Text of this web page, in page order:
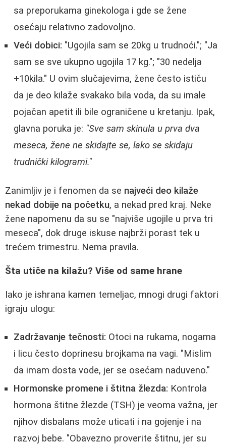
sa preporukama ginekologa i gde se žene
osećaju relativno zadovoljno.
Veći dobici: "Ugojila sam se 20kg u trudnoći."; "Ja
sam se sve ukupno ugojila 17 kg."; "30 nedelja
+10kila." U ovim slučajevima, žene često ističu
da je deo kilaže svakako bila voda, da su imale
pojačan apetit ili bile ograničene u kretanju. Ipak,
glavna poruka je: "Sve sam skinula u prva dva
meseca, žene ne skidajte se, lako se skidaju
trudnički kilogrami."
Zanimljiv je i fenomen da se najveći deo kilaže
nekad dobije na početku, a nekad pred kraj. Neke
žene napomenu da su se "najviše ugojile u prva tri
meseca", dok druge iskuse najbrži porast tek u
trećem trimestru. Nema pravila.
Šta utiče na kilažu? Više od same hrane
Iako je ishrana kamen temeljac, mnogi drugi faktori
igraju ulogu:
Zadržavanje tečnosti: Otoci na rukama, nogama
i licu često doprinesu brojkama na vagi. "Mislim
da imam dosta vode, jer se osećam naduveno."
Hormonske promene i štitna žlezda: Kontrola
hormona štitne žlezde (TSH) je veoma važna, jer
njihov disbalans može uticati i na gojenje i na
razvoj bebe. "Obavezno proverite štitnu, jer su